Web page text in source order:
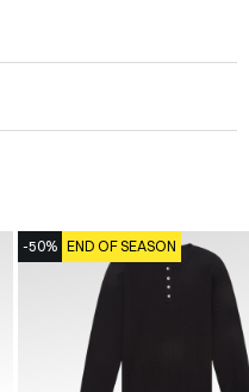
-50% END OF SEASON